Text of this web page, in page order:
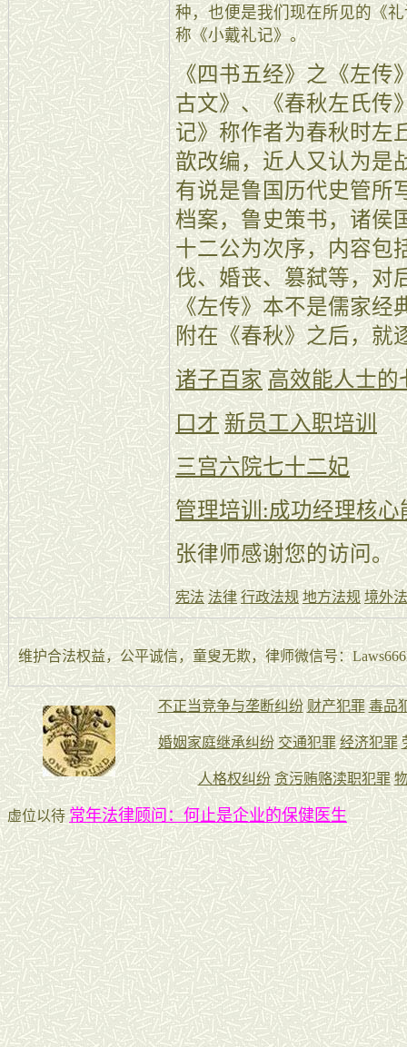
种，也便是我们现在所见的《
称《小戴礼记》。
《四书五经》之《左传
古文》、《春秋左氏传
记》称作者为春秋时左
歆改编，近人又认为是
有说是鲁国历代史管所
档案，鲁史策书，诸侯
十二公为次序，内容包
伐、婚丧、篡弑等，对
《左传》本不是儒家经
附在《春秋》之后，就
诸子百家 高效能人士的
口才 新员工入职培训
三宫六院七十二妃
管理培训:成功经理核心
张律师感谢您的访问。
宪法 法律 行政法规 地方法规 境外
维护合法权益，公平诚信，童叟无欺，律师微信号：
虚位以待常年法律顾问：何止是企业的保健医生